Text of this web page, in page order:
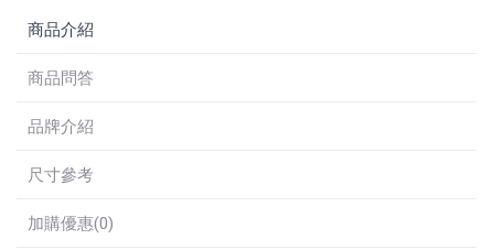
商品介紹
商品問答
品牌介紹
尺寸參考
加購優惠(0)